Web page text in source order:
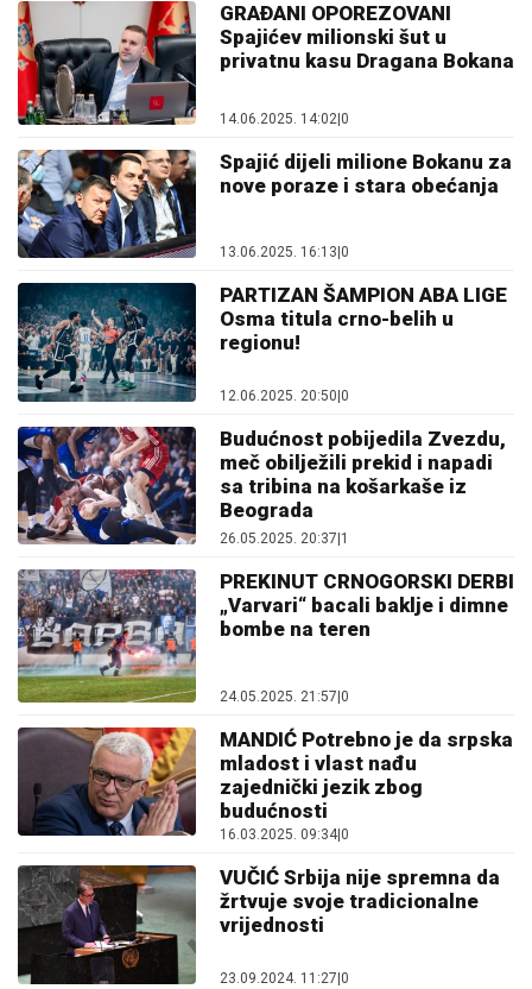
GRAÐANI OPOREZOVANI
Spajićev milionski šut u
privatnu kasu Dragana Bokana
14.06.2025. 14:02 0
Spajić dijeli milione Bokanu za
nove poraze i stara obećanja
13.06.2025. 16:13 0
PARTIZAN ŠAMPION ABA LIGE
Osma titula crno-belih u
regionu!
12.06.2025. 20:50|0
Budućnost pobijedila Zvezdu,
meč obilježili prekid i napadi
sa tribina na košarkaše iz
Beograda
26.05.2025. 20:37|1
PREKINUT CRNOGORSKI DERBI
„Varvari“ bacali baklje i dimne
bombe na teren
24.05.2025. 21:57 0
MANDIĆ Potrebno je da srpska
mladost i vlast nađu
zajednički jezik zbog
budućnosti
16.03.2025. 09:34 0
VUČIĆ Srbija nije spremna da
žrtvuje svoje tradicionalne
vrijednosti
23.09.2024. 11:27 0